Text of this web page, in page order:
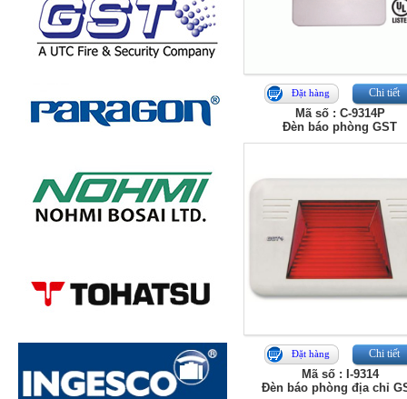
Đặt hàng Chi tiết
Mã số : C-9314P
Đèn báo phòng GST
Đặt hàng Chi tiết
Mã số : I-9314
Đèn báo phòng địa chỉ